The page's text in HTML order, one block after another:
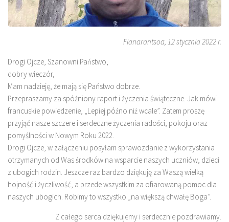
Fianarantsoa, 12 stycznia 2022 r.
Drogi Ojcze, Szanowni Państwo,
dobry wieczór,
Mam nadzieję, że mają się Państwo dobrze.
Przepraszamy za spóźniony raport i życzenia świąteczne. Jak mówi
francuskie powiedzenie, „Lepiej późno niż wcale”. Zatem proszę
przyjąć nasze szczere i serdeczne życzenia radości, pokoju oraz
pomyślności w Nowym Roku 2022.
Drogi Ojcze, w załączeniu posyłam sprawozdanie z wykorzystania
otrzymanych od Was środków na wsparcie naszych uczniów, dzieci
z ubogich rodzin. Jeszcze raz bardzo dziękuję za Waszą wielką
hojność i życzliwość, a przede wszystkim za ofiarowaną pomoc dla
naszych ubogich. Robimy to wszystko „na większą chwałę Boga”.
Z całego serca dziękujemy i serdecznie pozdrawiamy.